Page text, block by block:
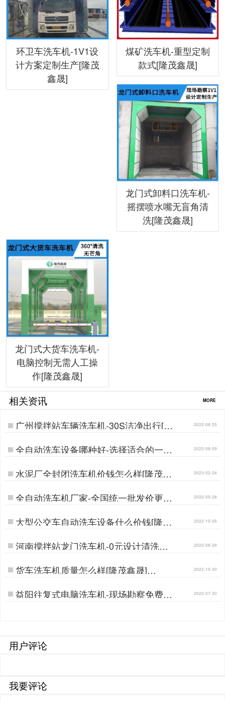
环卫车洗车机-1V1设
计方案定制生产[隆茂
鑫晟]
煤矿洗车机-重型定制
款式[隆茂鑫晟]
龙门式卸料口洗车机-
摇摆喷水嘴无盲角清
洗[隆茂鑫晟]
龙门式大货车洗车机-
电脑控制无需人工操
作[隆茂鑫晟]
相关资讯 MORE
广州搅拌站车辆洗车机-30S洁净出行[隆
茂鑫晟]…
2022-08-25
全自动洗车设备哪种好-选择适合的一款
[隆茂鑫晟]…
2022-08-09
水泥厂全封闭洗车机价钱怎么样[隆茂鑫
晟]…
2023-02-24
全自动洗车机厂家-全国统一批发价更实
惠[隆茂鑫晟]…
2022-05-28
大型公交车自动洗车设备什么价钱[隆茂
鑫晟]…
2022-10-05
河南搅拌站龙门洗车机-0元设计清洗方
案直销价[隆茂鑫晟]…
2022-08-28
货车洗车机质量怎么样[隆茂鑫晟]… 2022-10-30
益阳往复式电脑洗车机-现场勘察免费定
制[隆茂鑫晟]…
2022-07-30
用户评论
我要评论